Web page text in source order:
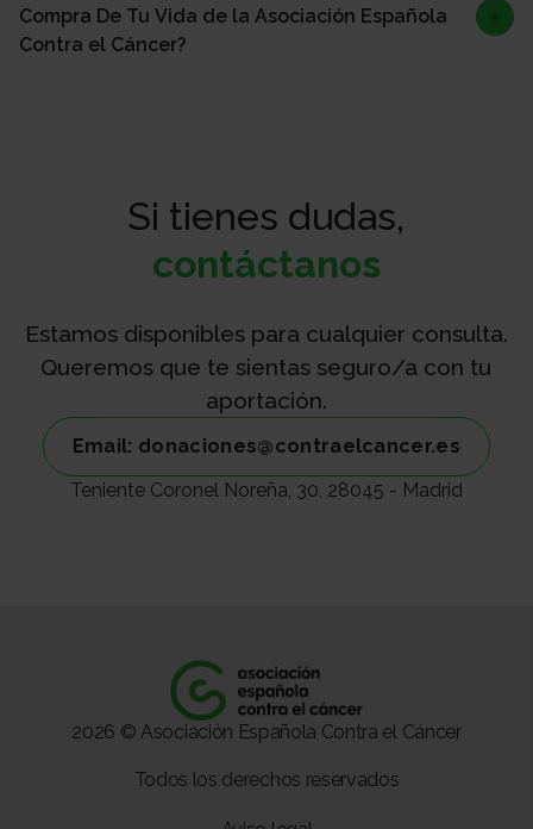
Compra De Tu Vida de la Asociación Española
Contra el Cáncer?
Si tienes dudas,
contáctanos
Estamos disponibles para cualquier consulta.
Queremos que te sientas seguro/a con tu
aportación.
Email: donaciones@contraelcancer.es
Teniente Coronel Noreña, 30, 28045 - Madrid
2026 © Asociación Española Contra el Cáncer
Todos los derechos reservados